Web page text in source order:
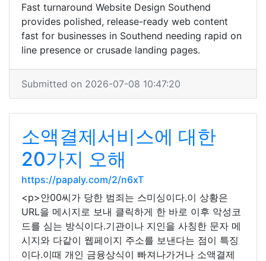
Fast turnaround Website Design Southend
provides polished, release-ready web content
fast for businesses in Southend needing rapid on
line presence or crusade landing pages.
Submitted on 2026-07-08 10:47:20
소액결제서비스에 대한
20가지 오해
https://papaly.com/2/n6xT
<p>안00씨가 당한 범죄는 스미싱이다.이 상황은
URL을 메시지로 보내 클릭하게 한 바로 이후 악성코
드를 심는 방식이다.기관이나 지인을 사칭한 문자 메
시지와 다같이 웹페이지 주소를 보낸다는 점이 특징
이다.이때 개인 금융상식이 빠져나가거나 소액결제